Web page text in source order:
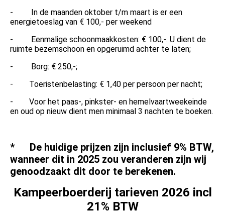
- In de maanden oktober t/m maart is er een
energietoeslag van € 100,- per weekend
- Eenmalige schoonmaakkosten: € 100,-. U dient de
ruimte bezemschoon en opgeruimd achter te laten;
- Borg: € 250,-;
- Toeristenbelasting: € 1,40 per persoon per nacht;
- Voor het paas-, pinkster- en hemelvaartweekeinde
en oud op nieuw dient men minimaal 3 nachten te boeken.
* De huidige prijzen zijn inclusief 9% BTW,
wanneer dit in 2025 zou veranderen zijn wij
genoodzaakt dit door te berekenen.
Kampeerboerderij tarieven 2026 incl
21% BTW